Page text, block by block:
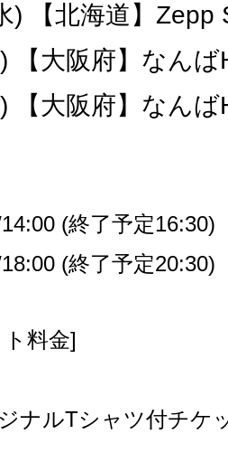
) 【北海道】 Zepp
) 【大阪府】なんば
) 【大阪府】なんば
(終了予定16:30)
(終了予定20:30)
料金]
ナルTシャツ付チケ